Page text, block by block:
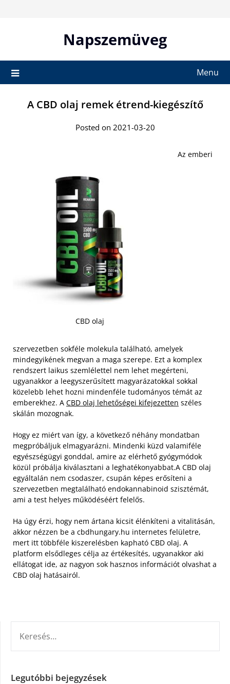
Napszemüveg
Menu
A CBD olaj remek étrend-kiegészítő
Posted on 2021-03-20
CBD olaj
Az emberi
szervezetben sokféle molekula található, amelyek
mindegyikének megvan a maga szerepe. Ezt a komplex
rendszert laikus szemlélettel nem lehet megérteni,
ugyanakkor a leegyszerűsített magyarázatokkal sokkal
közelebb lehet hozni mindenféle tudományos témát az
emberekhez. A CBD olaj lehetőségei kifejezetten széles
skálán mozognak.
Hogy ez miért van így, a következő néhány mondatban
megpróbáljuk elmagyarázni. Mindenki küzd valamiféle
egyészségügyi gonddal, amire az elérhető gyógymódok
közül próbálja kiválasztani a leghatékonyabbat.A CBD olaj
egyáltalán nem csodaszer, csupán képes erősíteni a
szervezetben megtalálható endokannabinoid szisztémát,
ami a test helyes működéséért felelős.
Ha úgy érzi, hogy nem ártana kicsit élénkíteni a vitalitásán,
akkor nézzen be a cbdhungary.hu internetes felületre,
mert itt többféle kiszerelésben kapható CBD olaj. A
platform elsődleges célja az értékesítés, ugyanakkor aki
ellátogat ide, az nagyon sok hasznos információt olvashat a
CBD olaj hatásairól.
Legutóbbi bejegyzések